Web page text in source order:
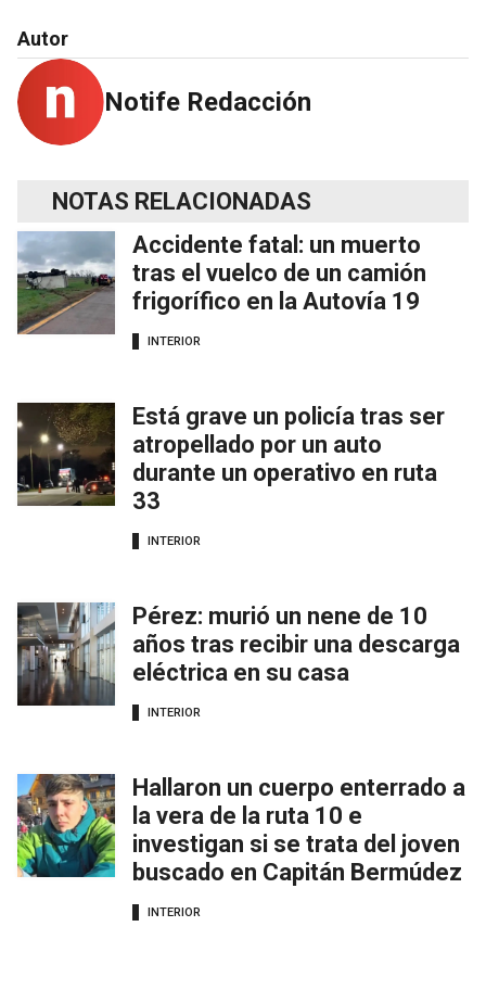
Autor
Notife Redacción
NOTAS RELACIONADAS
Accidente fatal: un muerto
tras el vuelco de un camión
frigorífico en la Autovía 19
INTERIOR
Está grave un policía tras ser
atropellado por un auto
durante un operativo en ruta
33
INTERIOR
Pérez: murió un nene de 10
años tras recibir una descarga
eléctrica en su casa
INTERIOR
Hallaron un cuerpo enterrado a
la vera de la ruta 10 e
investigan si se trata del joven
buscado en Capitán Bermúdez
INTERIOR